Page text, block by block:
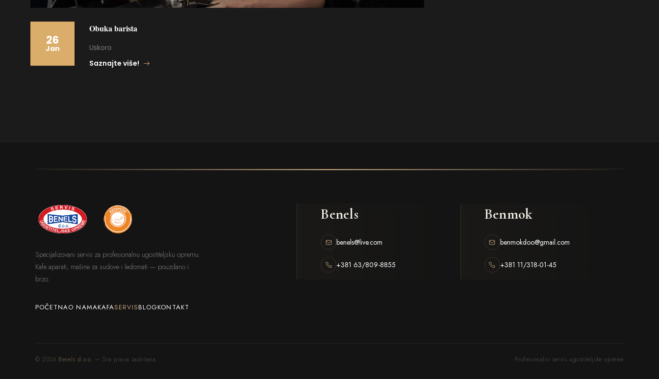
26
Jan
Obuka barista
Uskoro
Saznajte više!
Specijalizovani servis za profesionalnu ugostiteljsku opremu.
Kafe aparati, mašine za sudove i ledomati — pouzdano i
brzo.
POČETNAO NAMAKAFASERVISBLOGKONTAKT
Benels
benels@live.com
+381 63/809-8855
Benmok
benmokdoo@gmail.com
+381 11/318-01-45
© 2026 Benels d.o.o. — Sva prava zadržana. Profesionalni servis ugostiteljske opreme